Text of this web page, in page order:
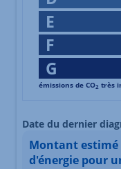
E
F
G
émissions de CO2 très
Date du dernier
Montant estimé
d'énergie pour